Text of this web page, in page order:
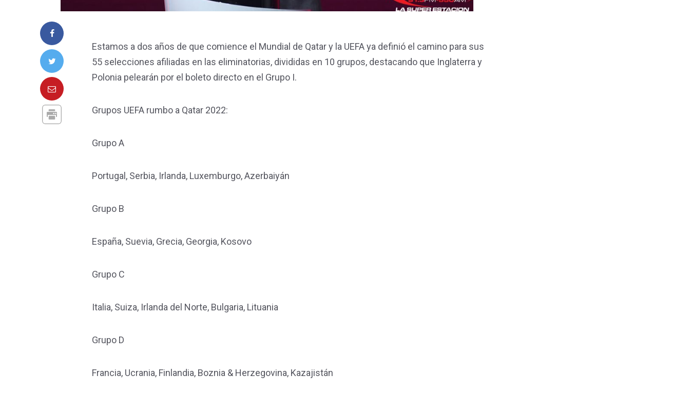
Estamos a dos años de que comience el Mundial de Qatar y la UEFA ya definió el camino para sus
55 selecciones afiliadas en las eliminatorias, divididas en 10 grupos, destacando que Inglaterra y
Polonia pelearán por el boleto directo en el Grupo I.
Grupos UEFA rumbo a Qatar 2022:
Grupo A
Portugal, Serbia, Irlanda, Luxemburgo, Azerbaiyán
Grupo B
España, Suevia, Grecia, Georgia, Kosovo
Grupo C
Italia, Suiza, Irlanda del Norte, Bulgaria, Lituania
Grupo D
Francia, Ucrania, Finlandia, Boznia & Herzegovina, Kazajistán